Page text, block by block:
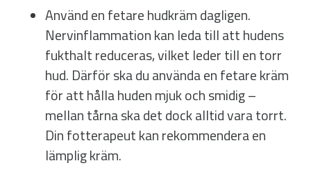
Använd en fetare hudkräm dagligen.
Nervinflammation kan leda till att hudens
fukthalt reduceras, vilket leder till en torr
hud. Därför ska du använda en fetare kräm
för att hålla huden mjuk och smidig –
mellan tårna ska det dock alltid vara torrt.
Din fotterapeut kan rekommendera en
lämplig kräm.